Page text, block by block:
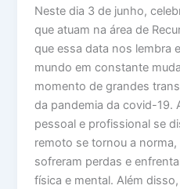
Neste dia 3 de junho,
que atuam na área de
que essa data nos lembra
mundo em constante
momento de grandes
da pandemia da covid-19.
pessoal e profissional se
remoto se tornou a
sofreram perdas e
física e mental. Além